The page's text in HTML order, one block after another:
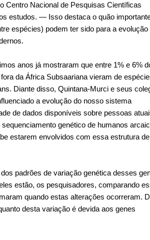
Centro Nacional de Pesquisas Científicas
estudos. — Isso destaca o quão
espécies) podem ter sido para a evolução
anos já mostraram que entre 1% e 6%
da África Subsaariana vieram de
Diante disso, Quintana-Murci e seus
a evolução do nosso sistema
de dados disponíveis sobre pessoas
genético de humanos
estarem envolvidos com essa estrutura de
padrões de variação genética desses
estão, os pesquisadores, comparando
quando estas alterações ocorreram.
desta variação é devida aos genes